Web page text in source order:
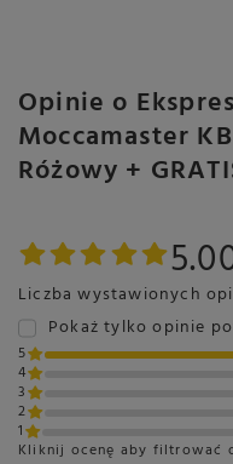
Opinie o
Moccamaster
Różowy +
Liczba wystawionych
Pokaż tylko opinie
5
4
3
2
1
Kliknij ocenę aby filtrować